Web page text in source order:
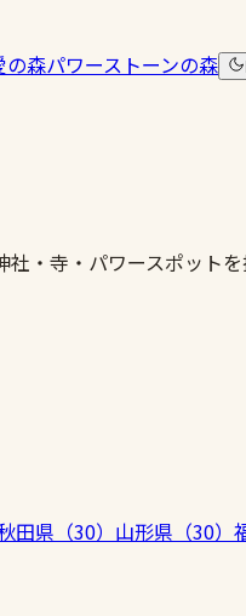
の森パワーストーンの森
・寺・パワースポット
田県 （30） 山形県 （30）